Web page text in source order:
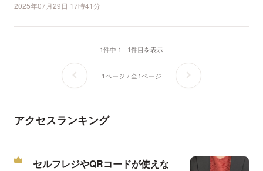
2025年07月29日 17時41分
1件中 1 - 1件目を表示
1ページ / 全1ページ
アクセスランキング
セルフレジやQRコードが使えな